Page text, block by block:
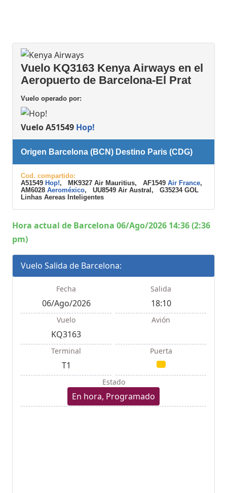
Vuelo KQ3163 Kenya Airways en el
Aeropuerto de Barcelona-El Prat
Vuelo operado por:
Vuelo A51549 Hop!
Origen Barcelona (BCN) Destino Paris (CDG)
Cod. compartido:
A51549 Hop!, MK9327 Air Mauritius, AF1549 Air France,
AM6028 Aeroméxico, UU8549 Air Austral, G35234 GOL
Linhas Aereas Inteligentes
Hora actual de Barcelona 06/Ago/2026 14:36 (2:36
pm)
Vuelo Salida de Barcelona:
Fecha
06/Ago/2026
Salida
18:10
Vuelo
KQ3163
Avión
Terminal
T1
Puerta
Estado
En hora, Programado